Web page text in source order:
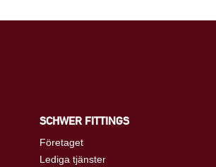
SCHWER FITTINGS
Företaget
Lediga tjänster